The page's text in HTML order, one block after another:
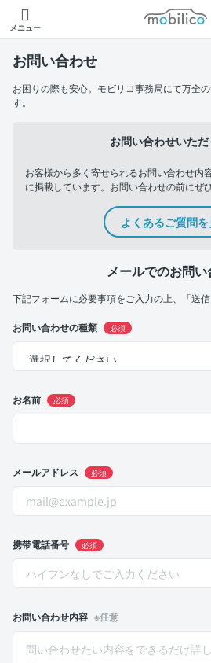
メニュー
モビリコ
お問い合わせ
お困りの際も安心。モビリコ事務局にて万全
す。
お問い合わせいた
お客様から多く寄せられるお問い合わせ内
に掲載しています。お問い合わせの前にぜ
よくあるご質問
メールでのお問
下記フォームに必要事項をご入力の上、「送信
お問い合わせの種類 必須
お名前 必須
メールアドレス 必須
携帯電話番号 必須
お問い合わせ内容 ※任意